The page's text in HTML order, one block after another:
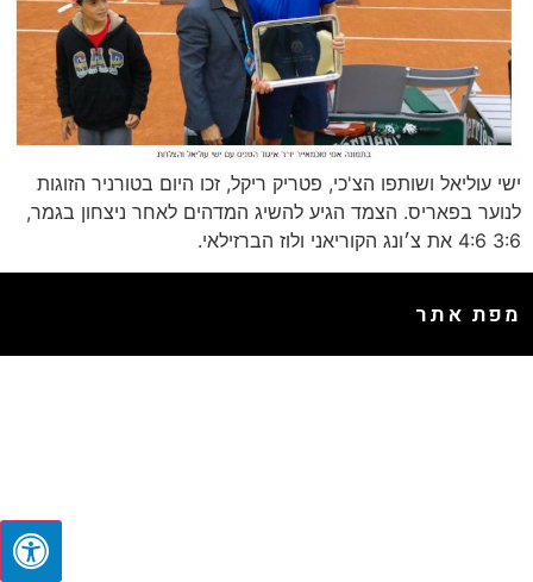
ישי עוליאל ושותפו הצ'כי, פטריק ריקל, זכו היום בטורניר הזוגות
לנוער בפאריס. הצמד הגיע להשיג המדהים לאחר ניצחון בגמר,
3:6 4:6 את צ׳ונג הקוריאני ולוז הברזילאי.
מפת אתר